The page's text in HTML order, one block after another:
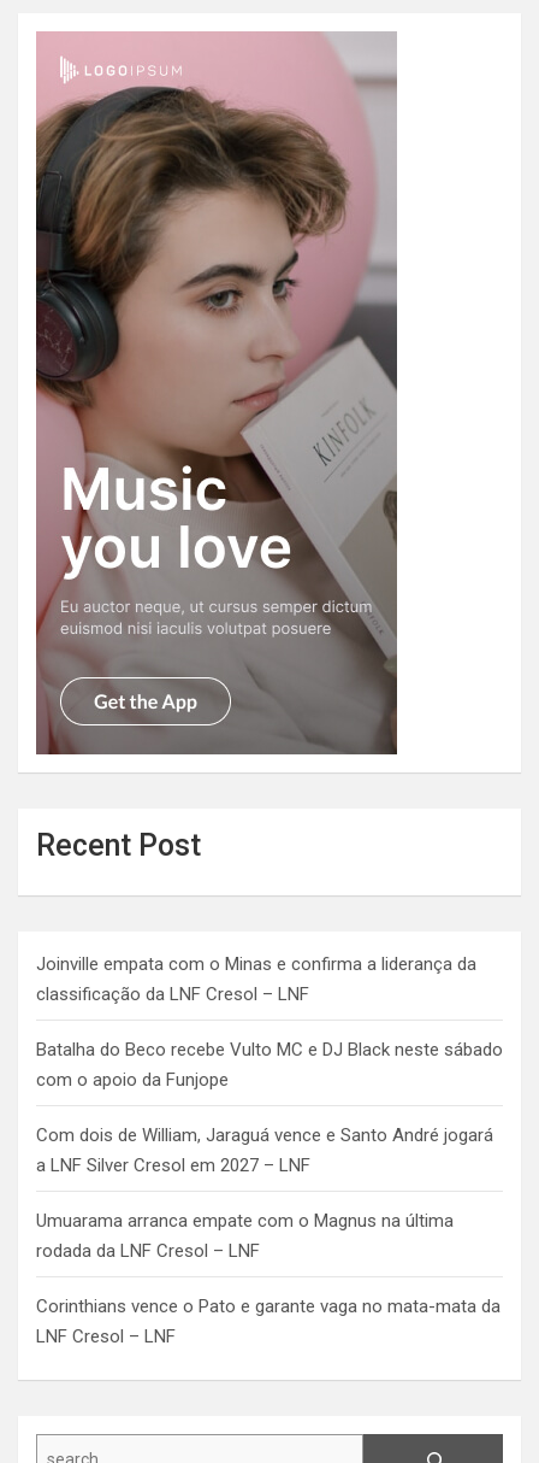
Recent Post
Joinville empata com o Minas e confirma a liderança da
classificação da LNF Cresol – LNF
Batalha do Beco recebe Vulto MC e DJ Black neste sábado
com o apoio da Funjope
Com dois de William, Jaraguá vence e Santo André jogará
a LNF Silver Cresol em 2027 – LNF
Umuarama arranca empate com o Magnus na última
rodada da LNF Cresol – LNF
Corinthians vence o Pato e garante vaga no mata-mata da
LNF Cresol – LNF
Search